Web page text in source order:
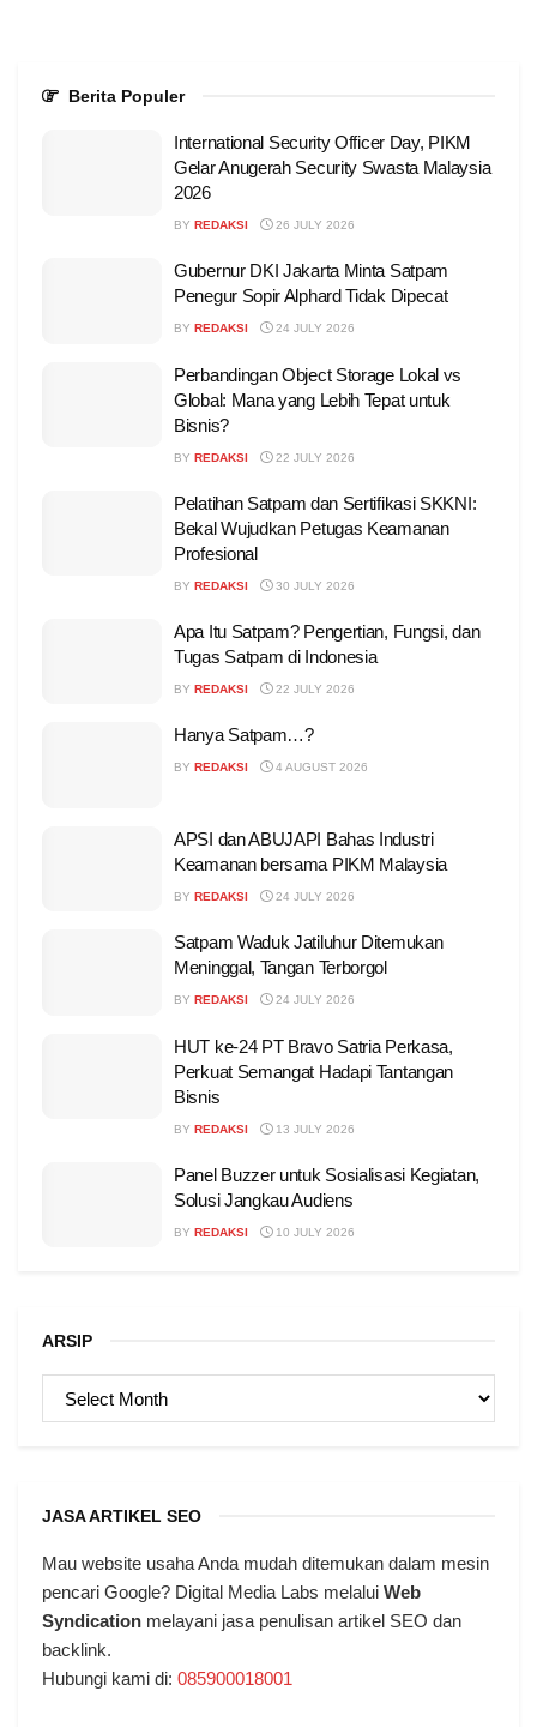
Berita Populer
International Security Officer Day, PIKM
Gelar Anugerah Security Swasta Malaysia
2026
BY REDAKSI 26 JULY 2026
Gubernur DKI Jakarta Minta Satpam
Penegur Sopir Alphard Tidak Dipecat
BY REDAKSI 24 JULY 2026
Perbandingan Object Storage Lokal vs
Global: Mana yang Lebih Tepat untuk
Bisnis?
BY REDAKSI 22 JULY 2026
Pelatihan Satpam dan Sertifikasi SKKNI:
Bekal Wujudkan Petugas Keamanan
Profesional
BY REDAKSI 30 JULY 2026
Apa Itu Satpam? Pengertian, Fungsi, dan
Tugas Satpam di Indonesia
BY REDAKSI 22 JULY 2026
Hanya Satpam…?
BY REDAKSI 4 AUGUST 2026
APSI dan ABUJAPI Bahas Industri
Keamanan bersama PIKM Malaysia
BY REDAKSI 24 JULY 2026
Satpam Waduk Jatiluhur Ditemukan
Meninggal, Tangan Terborgol
BY REDAKSI 24 JULY 2026
HUT ke-24 PT Bravo Satria Perkasa,
Perkuat Semangat Hadapi Tantangan
Bisnis
BY REDAKSI 13 JULY 2026
Panel Buzzer untuk Sosialisasi Kegiatan,
Solusi Jangkau Audiens
BY REDAKSI 10 JULY 2026
ARSIP
JASA ARTIKEL SEO
Mau website usaha Anda mudah ditemukan dalam mesin
pencari Google? Digital Media Labs melalui Web
Syndication melayani jasa penulisan artikel SEO dan
backlink.
Hubungi kami di: 085900018001